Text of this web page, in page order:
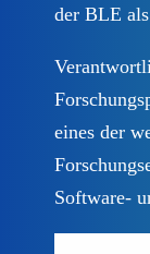
der BLE
eines der
Software-